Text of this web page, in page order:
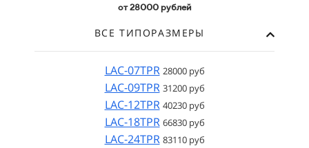
от 28000 рублей
ВСЕ ТИПОРАЗМЕРЫ
LAC-07TPR 28000 руб
LAC-09TPR 31200 руб
LAC-12TPR 40230 руб
LAC-18TPR 66830 руб
LAC-24TPR 83110 руб